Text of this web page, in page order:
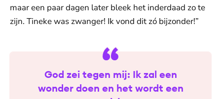
maar een paar dagen later bleek het inderdaad zo te
zijn. Tineke was zwanger! Ik vond dit zó bijzonder!”
God zei tegen mij: Ik zal een
wonder doen en het wordt een